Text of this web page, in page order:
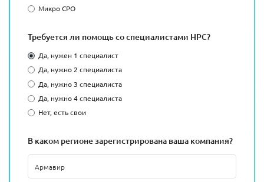
Микро СРО
Требуется ли помощь со специалистами НРС?
Да, нужен 1 специалист
Да, нужно 2 специалиста
Да, нужно 3 специалиста
Да, нужно 4 специалиста
Нет, есть свои
В каком регионе зарегистрирована ваша компания?